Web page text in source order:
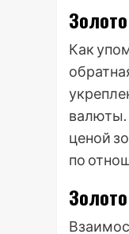
Как
валюты.
ценой
по